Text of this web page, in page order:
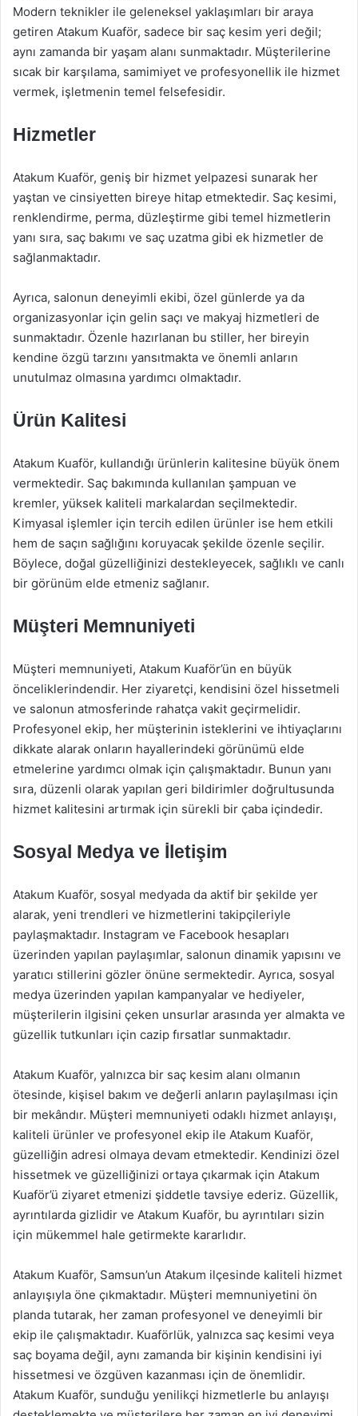
Modern teknikler ile geleneksel yaklaşımları bir araya
getiren Atakum Kuaför, sadece bir saç kesim yeri değil;
aynı zamanda bir yaşam alanı sunmaktadır. Müşterilerine
sıcak bir karşılama, samimiyet ve profesyonellik ile hizmet
vermek, işletmenin temel felsefesidir.
Hizmetler
Atakum Kuaför, geniş bir hizmet yelpazesi sunarak her
yaştan ve cinsiyetten bireye hitap etmektedir. Saç kesimi,
renklendirme, perma, düzleştirme gibi temel hizmetlerin
yanı sıra, saç bakımı ve saç uzatma gibi ek hizmetler de
sağlanmaktadır.
Ayrıca, salonun deneyimli ekibi, özel günlerde ya da
organizasyonlar için gelin saçı ve makyaj hizmetleri de
sunmaktadır. Özenle hazırlanan bu stiller, her bireyin
kendine özgü tarzını yansıtmakta ve önemli anların
unutulmaz olmasına yardımcı olmaktadır.
Ürün Kalitesi
Atakum Kuaför, kullandığı ürünlerin kalitesine büyük önem
vermektedir. Saç bakımında kullanılan şampuan ve
kremler, yüksek kaliteli markalardan seçilmektedir.
Kimyasal işlemler için tercih edilen ürünler ise hem etkili
hem de saçın sağlığını koruyacak şekilde özenle seçilir.
Böylece, doğal güzelliğinizi destekleyecek, sağlıklı ve canlı
bir görünüm elde etmeniz sağlanır.
Müşteri Memnuniyeti
Müşteri memnuniyeti, Atakum Kuaför’ün en büyük
önceliklerindendir. Her ziyaretçi, kendisini özel hissetmeli
ve salonun atmosferinde rahatça vakit geçirmelidir.
Profesyonel ekip, her müşterinin isteklerini ve ihtiyaçlarını
dikkate alarak onların hayallerindeki görünümü elde
etmelerine yardımcı olmak için çalışmaktadır. Bunun yanı
sıra, düzenli olarak yapılan geri bildirimler doğrultusunda
hizmet kalitesini artırmak için sürekli bir çaba içindedir.
Sosyal Medya ve İletişim
Atakum Kuaför, sosyal medyada da aktif bir şekilde yer
alarak, yeni trendleri ve hizmetlerini takipçileriyle
paylaşmaktadır. Instagram ve Facebook hesapları
üzerinden yapılan paylaşımlar, salonun dinamik yapısını ve
yaratıcı stillerini gözler önüne sermektedir. Ayrıca, sosyal
medya üzerinden yapılan kampanyalar ve hediyeler,
müşterilerin ilgisini çeken unsurlar arasında yer almakta ve
güzellik tutkunları için cazip fırsatlar sunmaktadır.
Atakum Kuaför, yalnızca bir saç kesim alanı olmanın
ötesinde, kişisel bakım ve değerli anların paylaşılması için
bir mekândır. Müşteri memnuniyeti odaklı hizmet anlayışı,
kaliteli ürünler ve profesyonel ekip ile Atakum Kuaför,
güzelliğin adresi olmaya devam etmektedir. Kendinizi özel
hissetmek ve güzelliğinizi ortaya çıkarmak için Atakum
Kuaför’ü ziyaret etmenizi şiddetle tavsiye ederiz. Güzellik,
ayrıntılarda gizlidir ve Atakum Kuaför, bu ayrıntıları sizin
için mükemmel hale getirmekte kararlıdır.
Atakum Kuaför, Samsun’un Atakum ilçesinde kaliteli hizmet
anlayışıyla öne çıkmaktadır. Müşteri memnuniyetini ön
planda tutarak, her zaman profesyonel ve deneyimli bir
ekip ile çalışmaktadır. Kuaförlük, yalnızca saç kesimi veya
saç boyama değil, aynı zamanda bir kişinin kendisini iyi
hissetmesi ve özgüven kazanması için de önemlidir.
Atakum Kuaför, sunduğu yenilikçi hizmetlerle bu anlayışı